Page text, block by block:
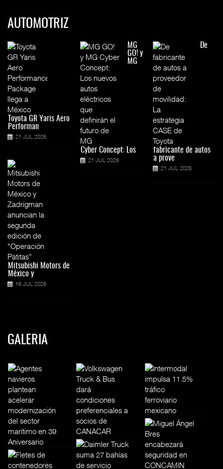
AUTOMOTRIZ
Toyota GR Yaris Aero
Performan
21 JUL 2026
Mitsubishi Motors de
México y
16 JUL 2026
MG
GO! y
MG
Cyber Concept: Los
21 JUL 2026
De
fabricante de autos
a prove
21 JUL 2026
GALERIA